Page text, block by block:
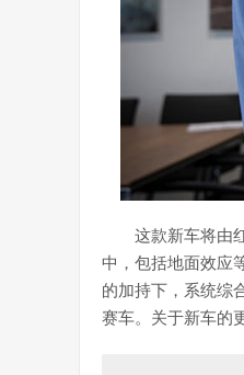
这款新车将由
中，包括地面效应
的加持下，系统综
赛车。关于新车的